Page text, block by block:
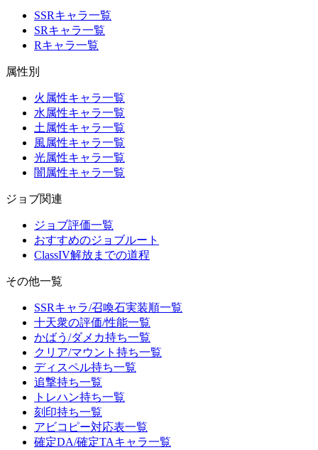
SSRキャラ一覧
SRキャラ一覧
Rキャラ一覧
属性別
火属性キャラ一覧
水属性キャラ一覧
土属性キャラ一覧
風属性キャラ一覧
光属性キャラ一覧
闇属性キャラ一覧
ジョブ関連
ジョブ評価一覧
おすすめのジョブルート
ClassIV解放までの道程
その他一覧
SSRキャラ/召喚石実装順一覧
十天衆の評価/性能一覧
かばう/ダメカ持ち一覧
クリア/マウント持ち一覧
ディスペル持ち一覧
追撃持ち一覧
トレハン持ち一覧
刻印持ち一覧
アビコピー対応表一覧
確定DA/確定TAキャラ一覧